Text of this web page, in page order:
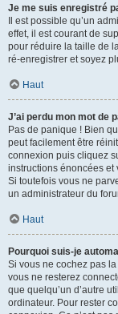
Je me suis enregistré
Il est possible qu’un
effet, il est courant de
pour réduire la taille de
ré-enregistrer et soyez
Haut
J’ai perdu mon mot de
Pas de panique ! Bien
peut facilement être
connexion puis cliquez
instructions énoncées et
Si toutefois vous ne
un administrateur du
Haut
Pourquoi suis-je
Si vous ne cochez pas la
vous ne resterez
que quelqu’un d’autre
ordinateur. Pour rester